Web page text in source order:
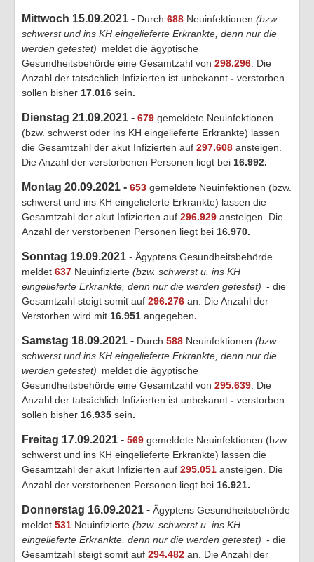
Mittwoch 15.09.2021 - Durch 688 Neuinfektionen (bzw.
schwerst und ins KH eingelieferte Erkrankte, denn nur die
werden getestet) meldet die ägyptische
Gesundheitsbehörde eine Gesamtzahl von 298.296 . Die
Anzahl der tatsächlich Infizierten ist unbekannt - verstorben
sollen bisher 17.016 sein.
Dienstag 21.09.2021 - 679 gemeldete Neuinfektionen
(bzw. schwerst oder ins KH eingelieferte Erkrankte) lassen
die Gesamtzahl der akut Infizierten auf 297.608 ansteigen.
Die Anzahl der verstorbenen Personen liegt bei 16.992.
Montag 20.09.2021 - 653 gemeldete Neuinfektionen (bzw.
schwerst und ins KH eingelieferte Erkrankte) lassen die
Gesamtzahl der akut Infizierten auf 296.929 ansteigen. Die
Anzahl der verstorbenen Personen liegt bei 16.970.
Sonntag 19.09.2021 - Ägyptens Gesundheitsbehörde
meldet 637 Neuinfizierte (bzw. schwerst u. ins KH
eingelieferte Erkrankte, denn nur die werden getestet) - die
Gesamtzahl steigt somit auf 296.276 an. Die Anzahl der
Verstorben wird mit 16.951 angegeben.
Samstag 18.09.2021 - Durch 588 Neuinfektionen (bzw.
schwerst und ins KH eingelieferte Erkrankte, denn nur die
werden getestet) meldet die ägyptische
Gesundheitsbehörde eine Gesamtzahl von 295.639 . Die
Anzahl der tatsächlich Infizierten ist unbekannt - verstorben
sollen bisher 16.935 sein.
Freitag 17.09.2021 - 569 gemeldete Neuinfektionen (bzw.
schwerst und ins KH eingelieferte Erkrankte) lassen die
Gesamtzahl der akut Infizierten auf 295.051 ansteigen. Die
Anzahl der verstorbenen Personen liegt bei 16.921.
Donnerstag 16.09.2021 - Ägyptens Gesundheitsbehörde
meldet 531 Neuinfizierte (bzw. schwerst u. ins KH
eingelieferte Erkrankte, denn nur die werden getestet) - die
Gesamtzahl steigt somit auf 294.482 an. Die Anzahl der